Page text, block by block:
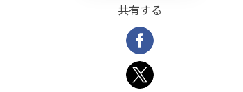
共有する